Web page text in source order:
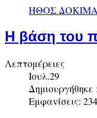
ΗΘΟΣ
Η βάση του
Λεπτομέρειες
Ιουλ.29
Δημιουργήθηκε
Εμφανίσεις: